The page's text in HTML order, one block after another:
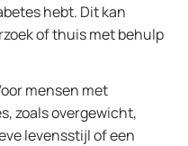
hebt. Dit kan
of thuis met behulp
mensen met
zoals overgewicht,
levensstijl of een